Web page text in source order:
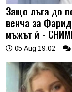
Защо лъга до
венча за
мъжът й -
05 Aug 19:02